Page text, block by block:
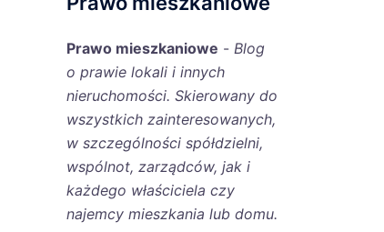
Prawo mieszkaniowe - Blog
o prawie lokali i innych
nieruchomości. Skierowany do
wszystkich zainteresowanych,
w szczególności spółdzielni,
wspólnot, zarządców, jak i
każdego właściciela czy
najemcy mieszkania lub domu.